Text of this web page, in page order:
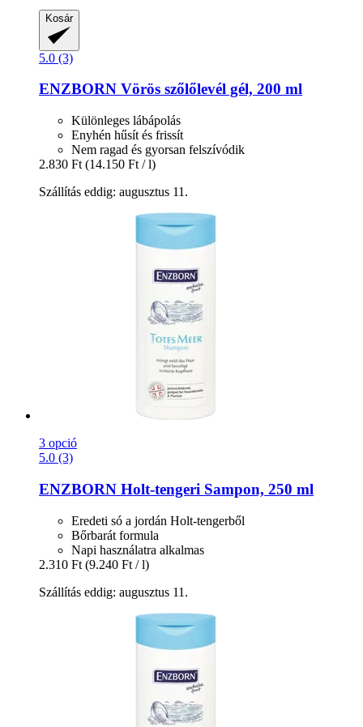
Kosár
5.0 (3)
ENZBORN Vörös szőlőlevél gél, 200 ml
Különleges lábápolás
Enyhén hűsít és frissít
Nem ragad és gyorsan felszívódik
2.830 Ft (14.150 Ft / l)
Szállítás eddig: augusztus 11.
3 opció
5.0 (3)
ENZBORN Holt-​tengeri Sampon, 250 ml
Eredeti só a jordán Holt-tengerből
Bőrbarát formula
Napi használatra alkalmas
2.310 Ft (9.240 Ft / l)
Szállítás eddig: augusztus 11.